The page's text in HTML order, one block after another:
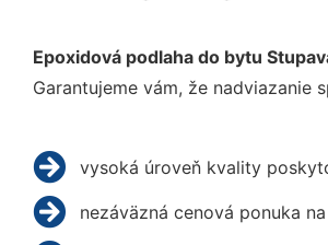
Epoxidová podlaha do bytu
Garantujeme vám, že nadviazanie
vysoká úroveň kvality
nezáväzná cenová ponuka